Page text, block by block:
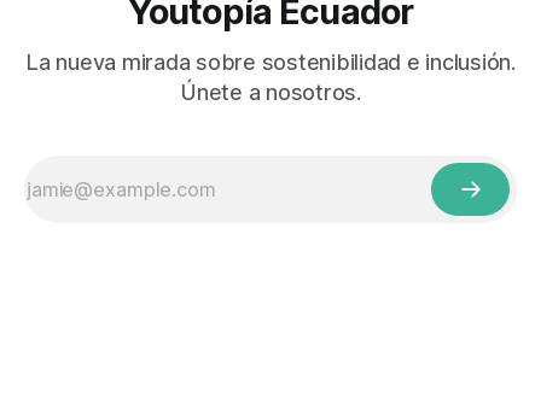
Youtopía Ecuador
La nueva mirada sobre sostenibilidad e inclusión.
Únete a nosotros.